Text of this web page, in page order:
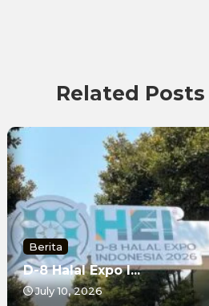
Related Posts
Berita
D-8 Halal Expo I...
July 10, 2026